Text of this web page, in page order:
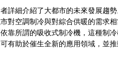
詳細介紹了大都市的未來發展趨
對空調制冷與對綜合供暖的需求
靠所謂的吸收式制冷機，這種制
有助於催生全新的應用領域，並